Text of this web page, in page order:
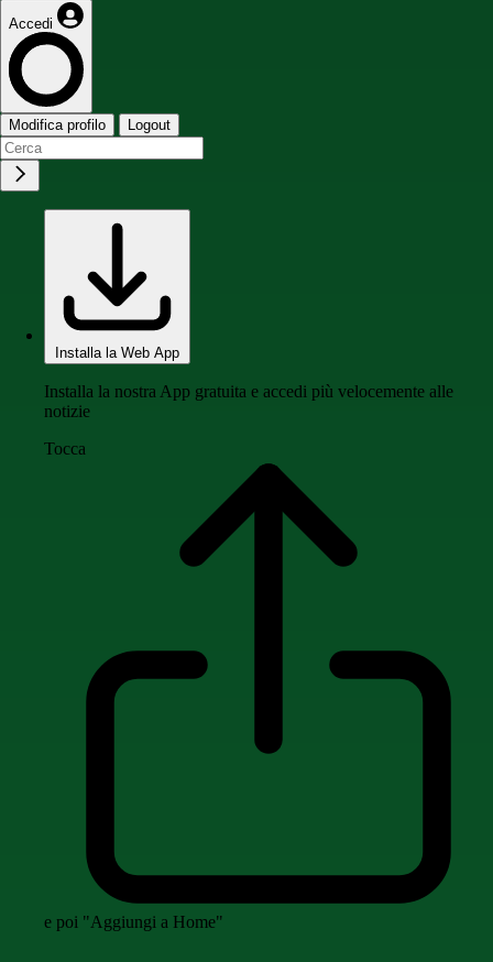
Accedi
Modifica profilo Logout
Installa la Web App
Installa la nostra App gratuita e accedi più velocemente alle
notizie
Tocca
e poi "Aggiungi a Home"